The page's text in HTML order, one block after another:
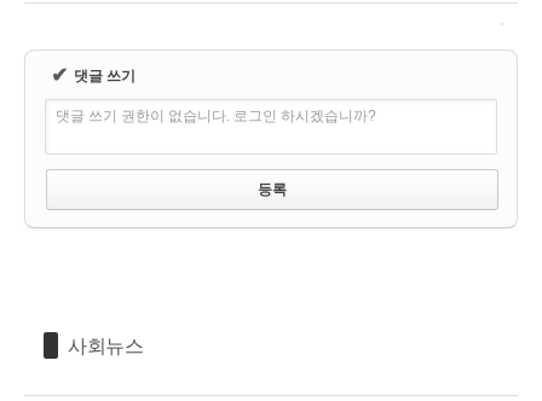
✔ 댓글 쓰기
댓글 쓰기 권한이 없습니다. 로그인 하시겠습니까?
사회뉴스